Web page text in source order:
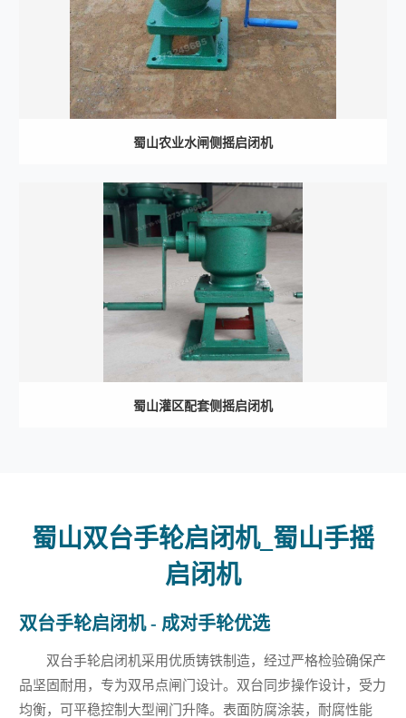
蜀山农业水闸侧摇启闭机
蜀山灌区配套侧摇启闭机
蜀山双台手轮启闭机_蜀山手摇
启闭机
双台手轮启闭机 - 成对手轮优选
双台手轮启闭机采用优质铸铁制造，经过严格检验确保产
品坚固耐用，专为双吊点闸门设计。双台同步操作设计，受力
均衡，可平稳控制大型闸门升降。表面防腐涂装，耐腐性能